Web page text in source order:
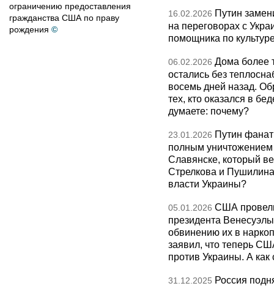
ограничению предоставления
гражданства США по праву
рождения ©
16.02.2026 Путин
на переговорах с
помощника по
06.02.2026 Дома более
остались без
восемь дней назад.
тех, кто оказался в
думаете: почему?
23.01.2026 Путин
полным уничтожением
Славянске, который
Стрелкова и Пушилина
власти Украины?
05.01.2026 США
президента
обвинению их в
заявил, что теперь
против Украины. А как
31.12.2025 Россия